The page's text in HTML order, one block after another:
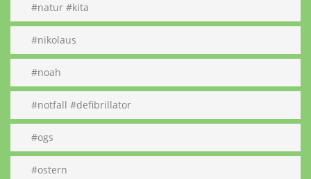
#natur #kita
#nikolaus
#noah
#notfall #defibrillator
#ogs
#ostern